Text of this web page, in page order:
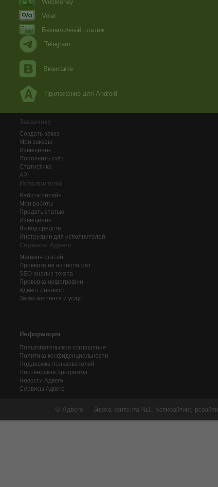
WebMoney
Volet
Безналичный платеж
Telegram
Вконтакте
Приложение для Android
Заказчику
Создать заказ
Мои заказы
Извещения
Пополнить счёт
Статистика
API
Исполнителю
Работа онлайн
Мои работы
Продать статью
Извещения
Вывод средств
Инструкции для исполнителей
Сервисы Адвего
Магазин статей
Проверка на антиплагиат
SEO-анализ текста
Проверка орфографии
Адвего Лингвист
Заказ контента и услуг
Информация
Пользовательское соглашение
Политика конфиденциальности
Поддержка пользователей
Партнерская программа
Новости Адвего
Сервисы Адвего
© Адвего — биржа контента №1. Копирайтинг,